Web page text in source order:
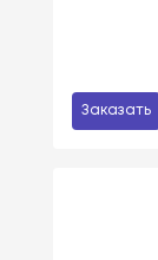
Заказать